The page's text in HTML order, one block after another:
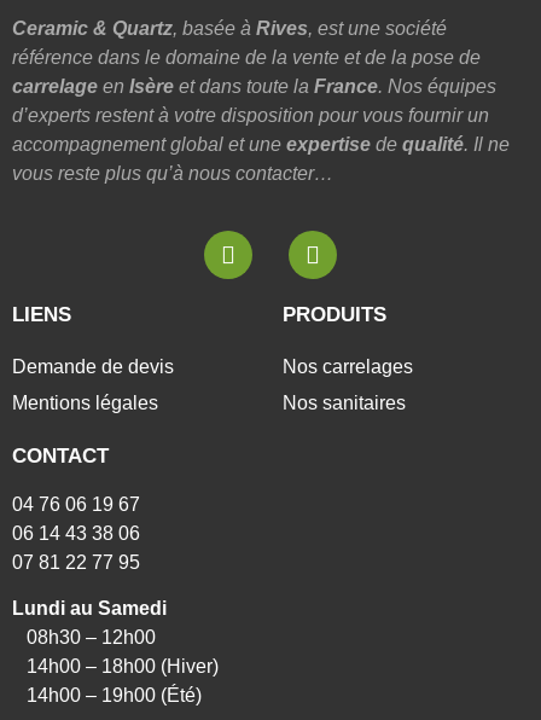
Ceramic & Quartz, basée à Rives, est une société
référence dans le domaine de la vente et de la pose de
carrelage en Isère et dans toute la France. Nos équipes
d’experts restent à votre disposition pour vous fournir un
accompagnement global et une expertise de qualité. Il ne
vous reste plus qu’à nous contacter…
LIENS
Demande de devis
Mentions légales
PRODUITS
Nos carrelages
Nos sanitaires
CONTACT
04 76 06 19 67
06 14 43 38 06
07 81 22 77 95
Lundi au Samedi
08h30 – 12h00
14h00 – 18h00 (Hiver)
14h00 – 19h00 (Été)